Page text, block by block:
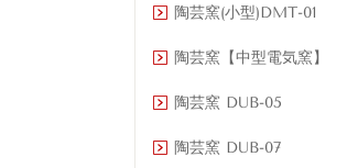
陶芸窯(小型)DMT-01
陶芸窯【中型電気窯】
陶芸窯 DUB-05
陶芸窯 DUB-07